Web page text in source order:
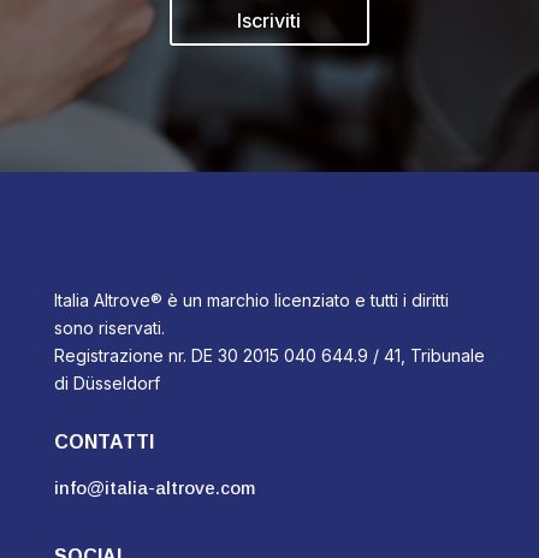
Iscriviti
Italia Altrove® è un marchio licenziato e tutti i diritti
sono riservati.
Registrazione nr. DE 30 2015 040 644.9 / 41, Tribunale
di Düsseldorf
CONTATTI
info@italia-altrove.com